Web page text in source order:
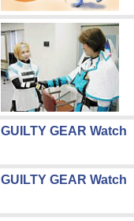
GUILTY GEAR Watch
GUILTY GEAR Watch